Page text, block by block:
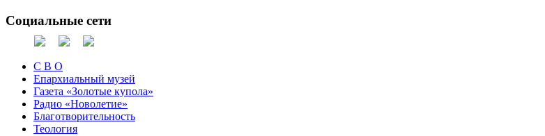
Социальные сети
С В О
Епархиальный музей
Газета «Золотые купола»
Радио «Новолетие»
Благотворительность
Теология